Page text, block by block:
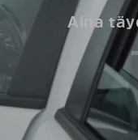
Aina